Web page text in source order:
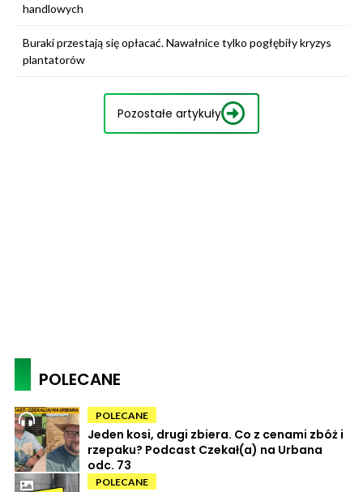
handlowych
Buraki przestają się opłacać. Nawałnice tylko pogłębiły kryzys
plantatorów
Pozostałe artykuły
POLECANE
POLECANE
Jeden kosi, drugi zbiera. Co z cenami zbóż i
rzepaku? Podcast Czekał(a) na Urbana
odc. 73
POLECANE